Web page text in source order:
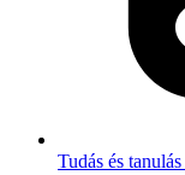
Tudás és tanulás